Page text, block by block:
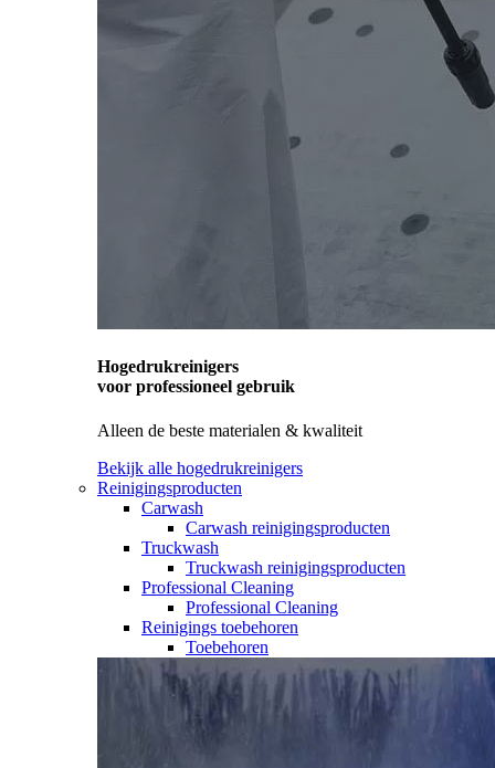
Hogedrukreinigers
voor professioneel gebruik
Alleen de beste materialen & kwaliteit
Bekijk alle hogedrukreinigers
Reinigingsproducten
Carwash
Carwash reinigingsproducten
Truckwash
Truckwash reinigingsproducten
Professional Cleaning
Professional Cleaning
Reinigings toebehoren
Toebehoren